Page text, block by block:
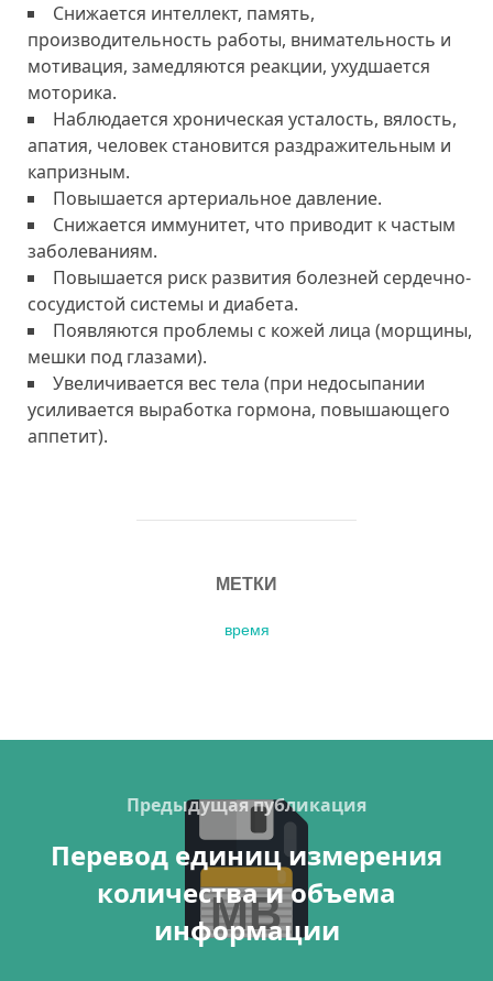
Снижается интеллект, память,
производительность работы, внимательность и
мотивация, замедляются реакции, ухудшается
моторика.
Наблюдается хроническая усталость, вялость,
апатия, человек становится раздражительным и
капризным.
Повышается артериальное давление.
Снижается иммунитет, что приводит к частым
заболеваниям.
Повышается риск развития болезней сердечно-
сосудистой системы и диабета.
Появляются проблемы с кожей лица (морщины,
мешки под глазами).
Увеличивается вес тела (при недосыпании
усиливается выработка гормона, повышающего
аппетит).
МЕТКИ
время
записям
Previous
Предыдущая публикация
Перевод единиц измерения
количества и объема
информации